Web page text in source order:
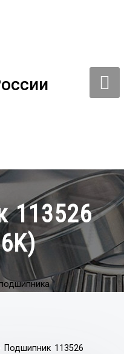
113526
Подшипник 113526